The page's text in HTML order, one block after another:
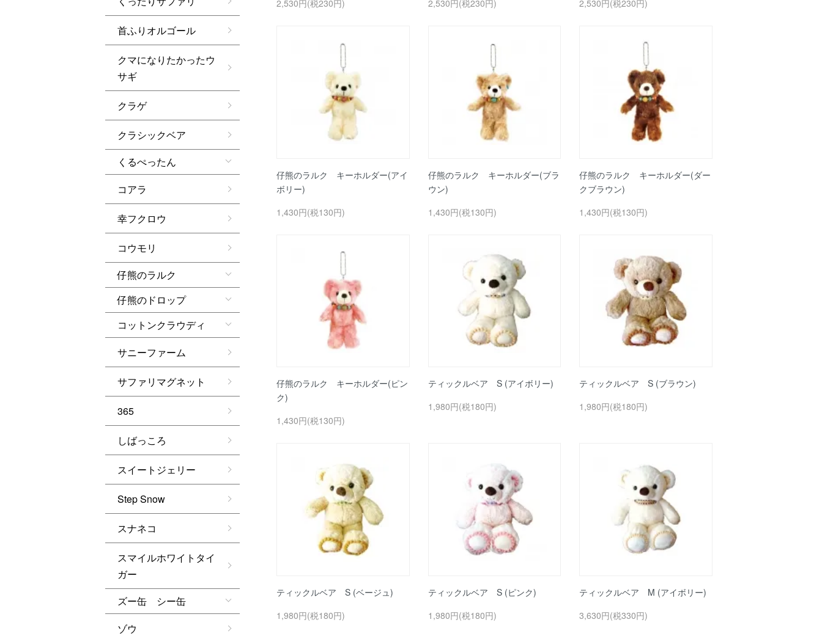
2,530円(税230円)
2,530円(税230円)
2,530円(税230円)
仔熊のラルク キーホルダー(アイ
ボリー)
1,430円(税130円)
仔熊のラルク キーホルダー(ブラ
ウン)
1,430円(税130円)
仔熊のラルク キーホルダー(ダー
クブラウン)
1,430円(税130円)
仔熊のラルク キーホルダー(ピン
ク)
1,430円(税130円)
ティックルベア S (アイボリー)
1,980円(税180円)
ティックルベア S (ブラウン)
1,980円(税180円)
ティックルベア S (ベージュ)
1,980円(税180円)
ティックルベア S (ピンク)
1,980円(税180円)
ティックルベア M (アイボリー)
3,630円(税330円)
首ふりオルゴール
クマになりたかったウ
サギ
クラゲ
クラシックベア
くるぺったん
コアラ
幸フクロウ
コウモリ
仔熊のラルク
仔熊のドロップ
コットンクラウディ
サニーファーム
サファリマグネット
365
しばっころ
スイートジェリー
Step Snow
スナネコ
スマイルホワイトタイ
ガー
ズー缶 シー缶
ゾウ